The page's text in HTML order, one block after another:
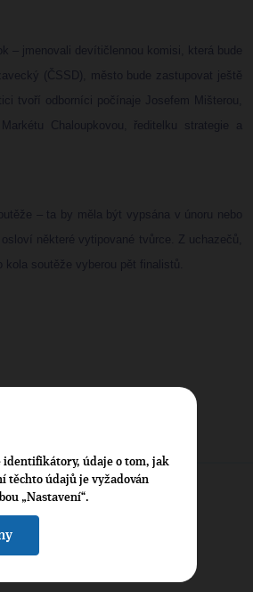
– jmenovali devítičlennou komisi, která bude
(ČSSD), město bude zastupovat ještě
tvoří odborníci počínaje Josefem Mišterou,
Chaloupkovou, ředitelku strategie a
– ta by měla být vypsána v únoru nebo
některé vytipované tvůrce. Z uchazečů,
soutěže vyberou pět finalistů.
identifikátory, údaje o tom, jak
těchto údajů je vyžadován
„Nastavení“.